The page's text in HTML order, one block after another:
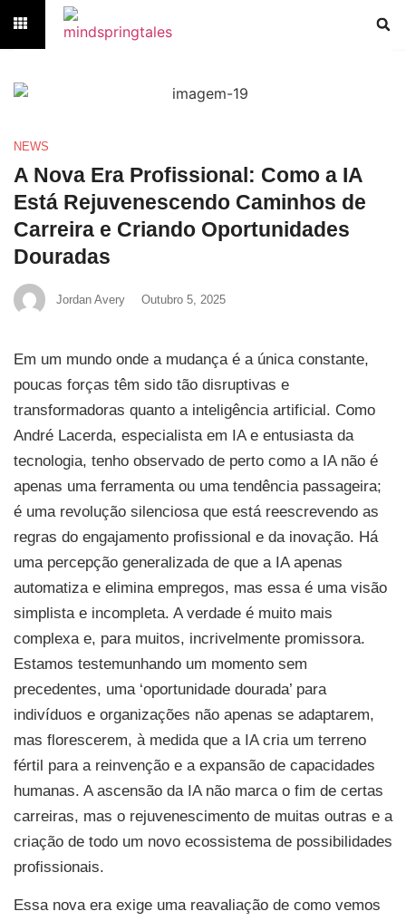
NEWS
A Nova Era Profissional: Como a IA
Está Rejuvenescendo Caminhos de
Carreira e Criando Oportunidades
Douradas
Jordan Avery Outubro 5, 2025
Em um mundo onde a mudança é a única constante,
poucas forças têm sido tão disruptivas e
transformadoras quanto a inteligência artificial. Como
André Lacerda, especialista em IA e entusiasta da
tecnologia, tenho observado de perto como a IA não é
apenas uma ferramenta ou uma tendência passageira;
é uma revolução silenciosa que está reescrevendo as
regras do engajamento profissional e da inovação. Há
uma percepção generalizada de que a IA apenas
automatiza e elimina empregos, mas essa é uma visão
simplista e incompleta. A verdade é muito mais
complexa e, para muitos, incrivelmente promissora.
Estamos testemunhando um momento sem
precedentes, uma ‘oportunidade dourada’ para
indivíduos e organizações não apenas se adaptarem,
mas florescerem, à medida que a IA cria um terreno
fértil para a reinvenção e a expansão de capacidades
humanas. A ascensão da IA não marca o fim de certas
carreiras, mas o rejuvenescimento de muitas outras e a
criação de todo um novo ecossistema de possibilidades
profissionais.
Essa nova era exige uma reavaliação de como vemos